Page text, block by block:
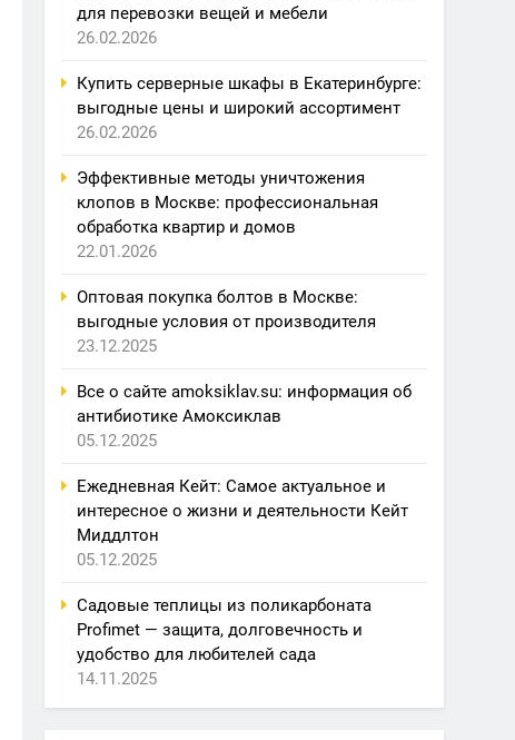
для перевозки вещей и мебели
26.02.2026
Купить серверные шкафы в Екатеринбурге:
выгодные цены и широкий ассортимент
26.02.2026
Эффективные методы уничтожения
клопов в Москве: профессиональная
обработка квартир и домов
22.01.2026
Оптовая покупка болтов в Москве:
выгодные условия от производителя
23.12.2025
Все о сайте amoksiklav.su: информация об
антибиотике Амоксиклав
05.12.2025
Ежедневная Кейт: Самое актуальное и
интересное о жизни и деятельности Кейт
Миддлтон
05.12.2025
Садовые теплицы из поликарбоната
Profimet — защита, долговечность и
удобство для любителей сада
14.11.2025